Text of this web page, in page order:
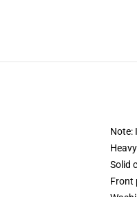
Note:
Solid
Front